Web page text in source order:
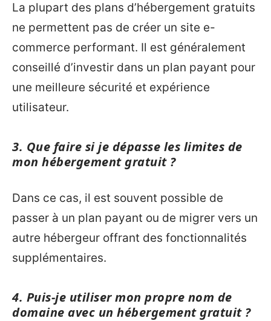
La plupart des plans d’hébergement gratuits
ne permettent pas de créer un site e-
commerce performant. Il est généralement
conseillé d’investir dans un plan payant pour
une meilleure sécurité et expérience
utilisateur.
3. Que faire si je dépasse les limites de
mon hébergement gratuit ?
Dans ce cas, il est souvent possible de
passer à un plan payant ou de migrer vers un
autre hébergeur offrant des fonctionnalités
supplémentaires.
4. Puis-je utiliser mon propre nom de
domaine avec un hébergement gratuit ?